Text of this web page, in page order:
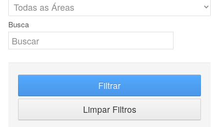
Busca
Filtrar
Limpar Filtros